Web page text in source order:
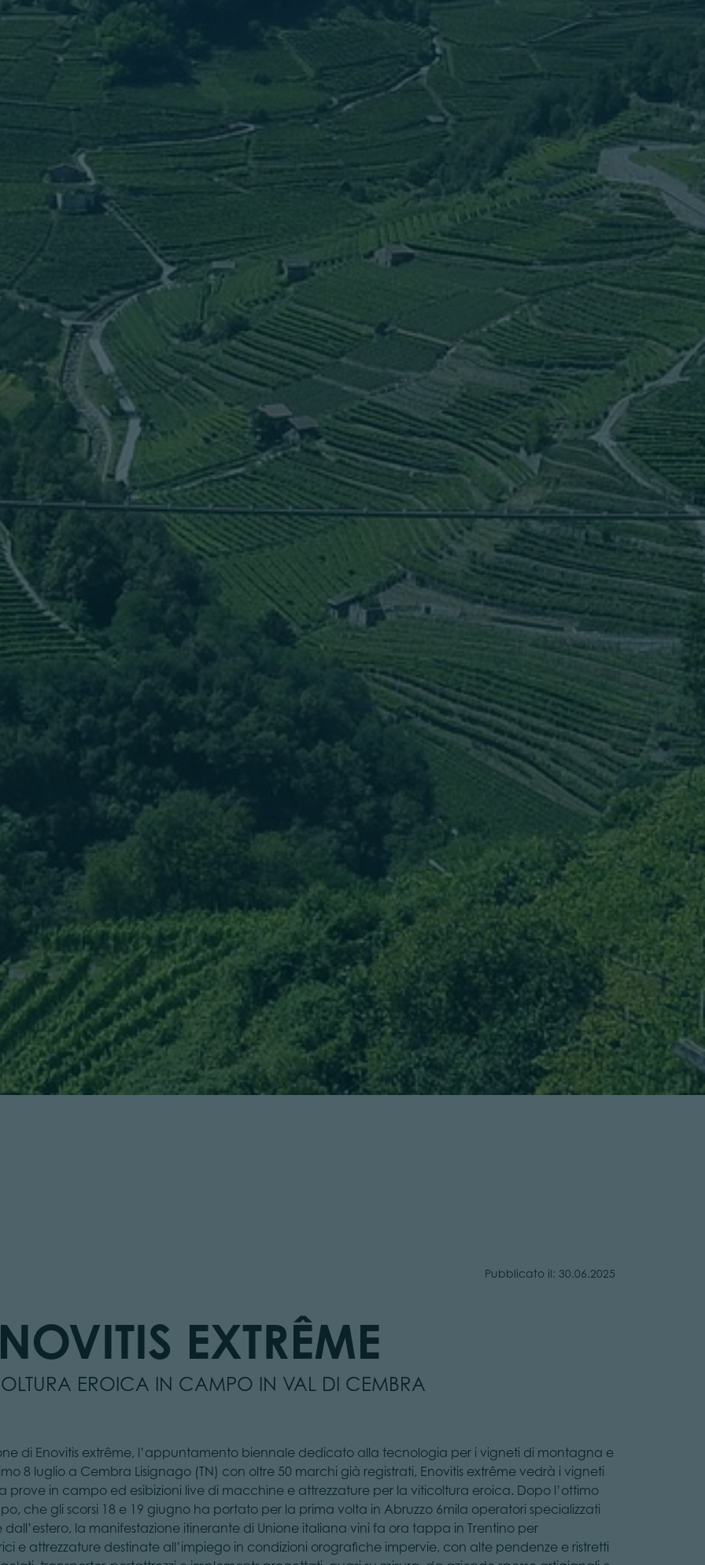
Pubblicato il: 30.06.2025
EXTRÊME
EROICA IN CAMPO IN VAL DI CEMBRA
di Enovitis extrême, l’appuntamento biennale dedicato alla tecnologia per i vigneti di montagna e
8 luglio a Cembra Lisignago (TN) con oltre 50 marchi già registrati, Enovitis extrême vedrà i vigneti
in campo ed esibizioni live di macchine e attrezzature per la viticoltura eroica. Dopo l’ottimo
che gli scorsi 18 e 19 giugno ha portato per la prima volta in Abruzzo 6mila operatori specializzati
la manifestazione itinerante di Unione italiana vini fa ora tappa in Trentino per
e attrezzature destinate all’impiego in condizioni orografiche impervie, con alte pendenze e ristretti